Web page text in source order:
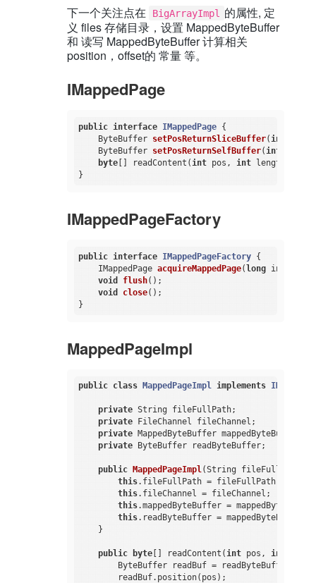
下一个关注点在
BigArrayImpl
的属性, 定
义 files 存储目录，设置 MappedByteBuffer
和 读写 MappedByteBuffer 计算相关
position，offset的 常量 等。
IMappedPage
public interface IMappedPage {
ByteBuffer setPosReturnSliceBuffer( int
ByteBuffer setPosReturnSelfBuffer( int
byte[] readContent( int pos, int length);
IMappedPageFactory
public interface IMappedPageFactory {
IMappedPage acquireMappedPage(long index)
void
flush() ;
void
close() ;
MappedPageImpl
public class MappedPageImpl implements
private String fileFullPath;
private FileChannel fileChannel;
private MappedByteBuffer mappedByteBuffer;
private ByteBuffer readByteBuffer;
public MappedPageImpl(String fileFullPath,
this.fileFullPath = fileFullPath;
this.fileChannel = fileChannel;
this.mappedByteBuffer =
this.readByteBuffer =
    }
public byte[] readContent(int pos, int
ByteBuffer readBuf =
        readBuf.position(pos);